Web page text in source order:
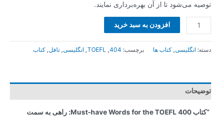
توصیه می‌شود تا از آن بهره‌برداری نمایند.
افزودن به سبد خرید
دسته: انگلیسی, کتاب ها برچسب: 404
,
TOEFL
, انگلیسی, تافل , کتاب
توضیحات
“کتاب 400 Must-have Words for the TOEFL: راهی به سمت